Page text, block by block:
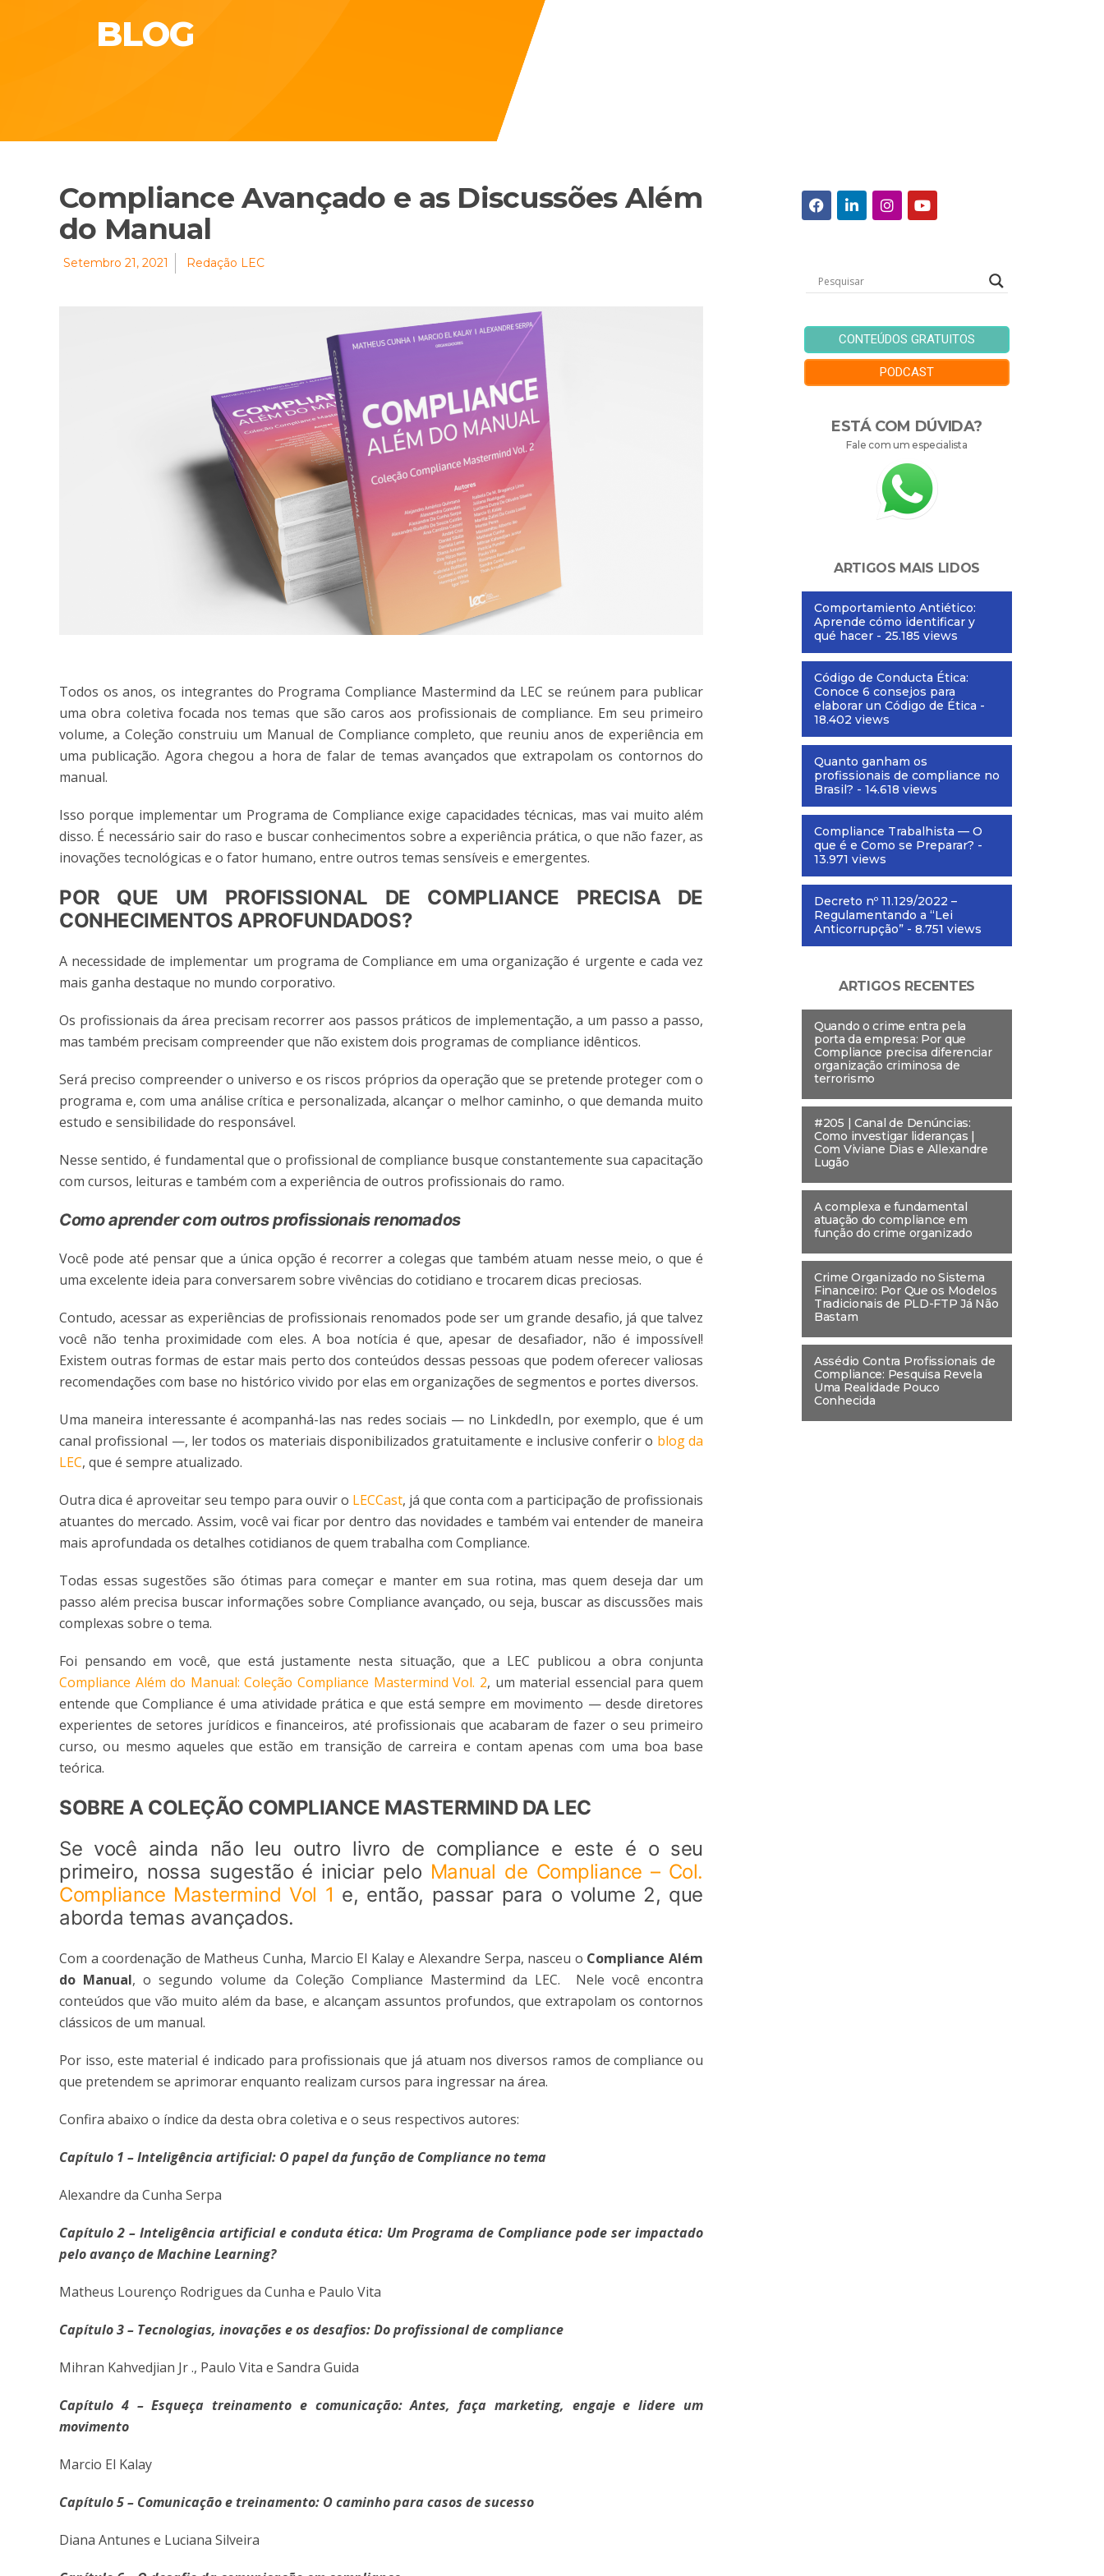
BLOG
Compliance Avançado e as Discussões Além
do Manual
Setembro 21, 2021 Redação LEC
Todos os anos, os integrantes do Programa Compliance Mastermind da LEC se reúnem para publicar
uma obra coletiva focada nos temas que são caros aos profissionais de compliance. Em seu primeiro
volume, a Coleção construiu um Manual de Compliance completo, que reuniu anos de experiência em
uma publicação. Agora chegou a hora de falar de temas avançados que extrapolam os contornos do
manual.
Isso porque implementar um Programa de Compliance exige capacidades técnicas, mas vai muito além
disso. É necessário sair do raso e buscar conhecimentos sobre a experiência prática, o que não fazer, as
inovações tecnológicas e o fator humano, entre outros temas sensíveis e emergentes.
POR QUE UM PROFISSIONAL DE COMPLIANCE PRECISA DE
CONHECIMENTOS APROFUNDADOS?
A necessidade de implementar um programa de Compliance em uma organização é urgente e cada vez
mais ganha destaque no mundo corporativo.
Os profissionais da área precisam recorrer aos passos práticos de implementação, a um passo a passo,
mas também precisam compreender que não existem dois programas de compliance idênticos.
Será preciso compreender o universo e os riscos próprios da operação que se pretende proteger com o
programa e, com uma análise crítica e personalizada, alcançar o melhor caminho, o que demanda muito
estudo e sensibilidade do responsável.
Nesse sentido, é fundamental que o profissional de compliance busque constantemente sua capacitação
com cursos, leituras e também com a experiência de outros profissionais do ramo.
Como aprender com outros profissionais renomados
Você pode até pensar que a única opção é recorrer a colegas que também atuam nesse meio, o que é
uma excelente ideia para conversarem sobre vivências do cotidiano e trocarem dicas preciosas.
Contudo, acessar as experiências de profissionais renomados pode ser um grande desafio, já que talvez
você não tenha proximidade com eles. A boa notícia é que, apesar de desafiador, não é impossível!
Existem outras formas de estar mais perto dos conteúdos dessas pessoas que podem oferecer valiosas
recomendações com base no histórico vivido por elas em organizações de segmentos e portes diversos.
Uma maneira interessante é acompanhá-las nas redes sociais — no LinkdedIn, por exemplo, que é um
canal profissional —, ler todos os materiais disponibilizados gratuitamente e inclusive conferir o blog da
LEC, que é sempre atualizado.
Outra dica é aproveitar seu tempo para ouvir o LECCast, já que conta com a participação de profissionais
atuantes do mercado. Assim, você vai ficar por dentro das novidades e também vai entender de maneira
mais aprofundada os detalhes cotidianos de quem trabalha com Compliance.
Todas essas sugestões são ótimas para começar e manter em sua rotina, mas quem deseja dar um
passo além precisa buscar informações sobre Compliance avançado, ou seja, buscar as discussões mais
complexas sobre o tema.
Foi pensando em você, que está justamente nesta situação, que a LEC publicou a obra conjunta
Compliance Além do Manual: Coleção Compliance Mastermind Vol. 2, um material essencial para quem
entende que Compliance é uma atividade prática e que está sempre em movimento — desde diretores
experientes de setores jurídicos e financeiros, até profissionais que acabaram de fazer o seu primeiro
curso, ou mesmo aqueles que estão em transição de carreira e contam apenas com uma boa base
teórica.
SOBRE A COLEÇÃO COMPLIANCE MASTERMIND DA LEC
Se você ainda não leu outro livro de compliance e este é o seu
primeiro, nossa sugestão é iniciar pelo Manual de Compliance – Col.
Compliance Mastermind Vol 1 e, então, passar para o volume 2, que
aborda temas avançados.
Com a coordenação de Matheus Cunha, Marcio El Kalay e Alexandre Serpa, nasceu o Compliance Além
do Manual, o segundo volume da Coleção Compliance Mastermind da LEC. Nele você encontra
conteúdos que vão muito além da base, e alcançam assuntos profundos, que extrapolam os contornos
clássicos de um manual.
Por isso, este material é indicado para profissionais que já atuam nos diversos ramos de compliance ou
que pretendem se aprimorar enquanto realizam cursos para ingressar na área.
Confira abaixo o índice da desta obra coletiva e o seus respectivos autores:
Capítulo 1 – Inteligência artificial: O papel da função de Compliance no tema
Alexandre da Cunha Serpa
Capítulo 2 – Inteligência artificial e conduta ética: Um Programa de Compliance pode ser impactado
pelo avanço de Machine Learning?
Matheus Lourenço Rodrigues da Cunha e Paulo Vita
Capítulo 3 – Tecnologias, inovações e os desafios: Do profissional de compliance
Mihran Kahvedjian Jr ., Paulo Vita e Sandra Guida
Capítulo 4 – Esqueça treinamento e comunicação: Antes, faça marketing, engaje e lidere um
movimento
Marcio El Kalay
Capítulo 5 – Comunicação e treinamento: O caminho para casos de sucesso
Diana Antunes e Luciana Silveira
CONTEÚDOS GRATUITOS
PODCAST
ESTÁ COM DÚVIDA?
Fale com um especialista
ARTIGOS MAIS LIDOS
Comportamiento Antiético:
Aprende cómo identificar y
qué hacer - 25.185 views
Código de Conducta Ética:
Conoce 6 consejos para
elaborar un Código de Ética -
18.402 views
Quanto ganham os
profissionais de compliance no
Brasil? - 14.618 views
Compliance Trabalhista — O
que é e Como se Preparar? -
13.971 views
Decreto nº 11.129/2022 –
Regulamentando a “Lei
Anticorrupção” - 8.751 views
ARTIGOS RECENTES
Quando o crime entra pela
porta da empresa: Por que
Compliance precisa diferenciar
organização criminosa de
terrorismo
#205 | Canal de Denúncias:
Como investigar lideranças |
Com Viviane Dias e Allexandre
Lugão
A complexa e fundamental
atuação do compliance em
função do crime organizado
Crime Organizado no Sistema
Financeiro: Por Que os Modelos
Tradicionais de PLD-FTP Já Não
Bastam
Assédio Contra Profissionais de
Compliance: Pesquisa Revela
Uma Realidade Pouco
Conhecida